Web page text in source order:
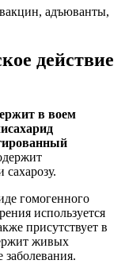
адъюванты,
действие
в воем
гомогенного
используется
присутствует в
живых
заболевания.